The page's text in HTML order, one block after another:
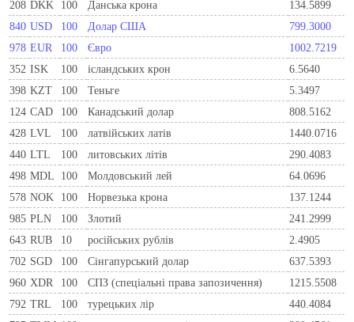
208 DKK 100 Данська крона
134.5899
840 USD 100 Долар США
799.3000
978 EUR 100 Євро
1002.7219
352 ISK 100 ісландських крон
6.5640
398 KZT 100 Теньге
5.3497
124 CAD 100 Канадський долар
808.5162
428 LVL 100 латвійських латів
1440.0716
440 LTL 100 литовських літів
290.4083
498 MDL 100 Молдовський лей
64.0696
578 NOK 100 Норвезька крона
137.1244
985 PLN 100 Злотий
241.2999
643 RUB 10 російських рублів
2.4905
702 SGD 100 Сінгапурський долар
637.5393
960 XDR 100 СПЗ (спеціальні права запозичення)
1215.5508
792 TRL 100 турецьких лір
440.4084